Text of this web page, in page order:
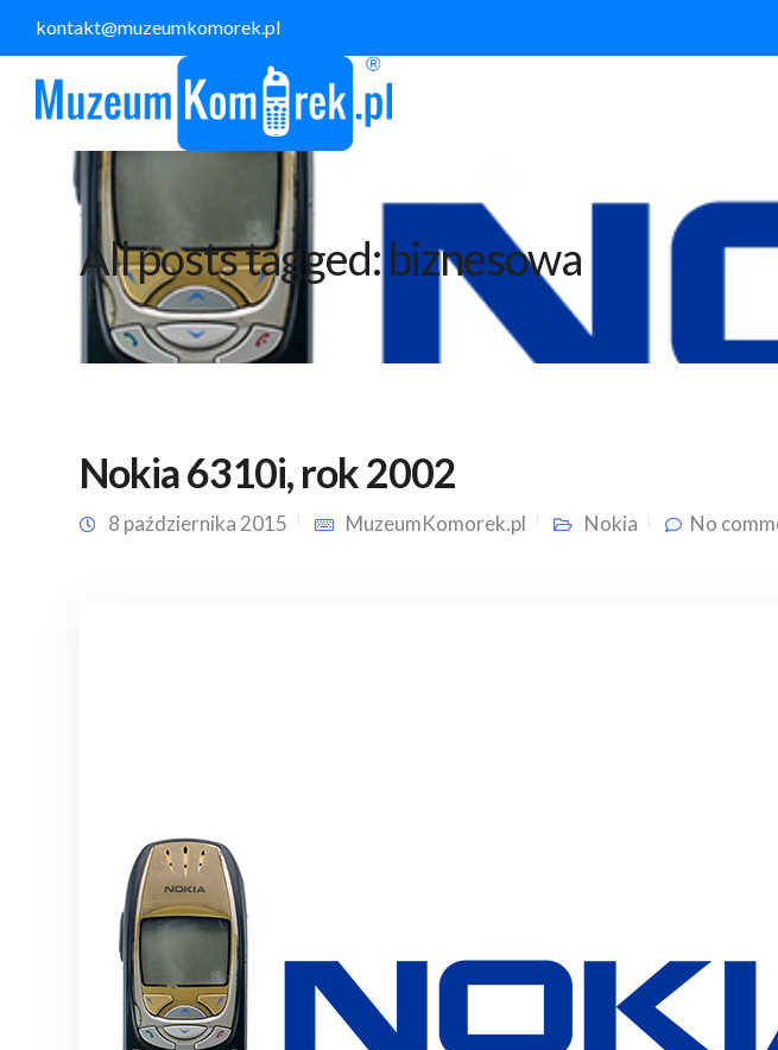
kontakt@muzeumkomorek.pl
All posts tagged: biznesowa
Nokia 6310i, rok 2002
8 października 2015 MuzeumKomorek.pl Nokia No